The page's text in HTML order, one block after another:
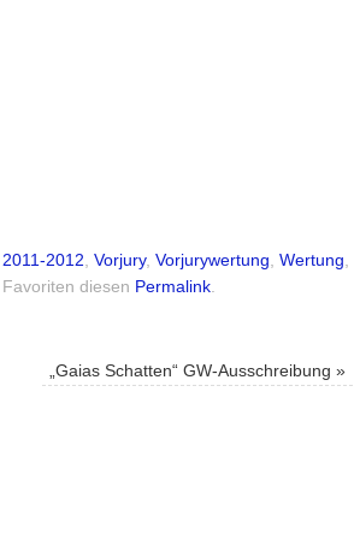
2012, Vorjury, Vorjurywertung, Wertung,
diesen Permalink.
„Gaias Schatten“ GW-Ausschreibung »